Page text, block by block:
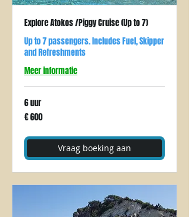
Explore Atokos /Piggy Cruise (Up to 7)
Up to 7 passengers. Includes Fuel, Skipper
and Refreshments
Meer informatie
6 uur
600
euro
€ 600
Vraag boeking aan